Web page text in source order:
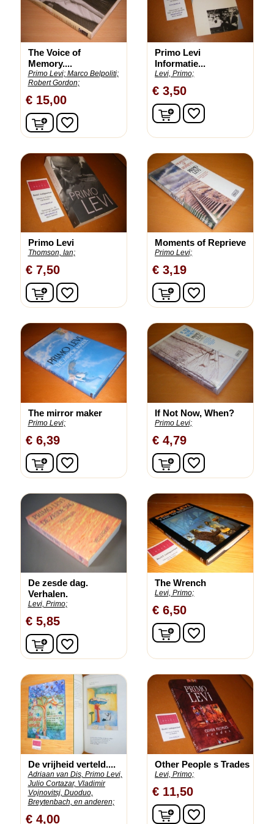
The Voice of
Memory....
Primo Levi; Marco Belpoliti;
Robert Gordon;
€ 15,00
In winkelwagen
favorite_border
Primo Levi
Informatie...
Levi, Primo;
€ 3,50
In winkelwagen
favorite_border
Primo Levi
Thomson, Ian;
€ 7,50
In winkelwagen
favorite_border
Moments of Reprieve
Primo Levi;
€ 3,19
In winkelwagen
favorite_border
The mirror maker
Primo Levi;
€ 6,39
In winkelwagen
favorite_border
If Not Now, When?
Primo Levi;
€ 4,79
In winkelwagen
favorite_border
De zesde dag.
Verhalen.
Levi, Primo;
€ 5,85
In winkelwagen
favorite_border
The Wrench
Levi, Primo;
€ 6,50
In winkelwagen
favorite_border
De vrijheid verteld....
Adriaan van Dis, Primo Levi,
Julio Cortazar, Vladimir
Vojnovitsj, Duoduo,
Breytenbach, en anderen;
€ 4,00
Other People s Trades
Levi, Primo;
€ 11,50
In winkelwagen
favorite_border